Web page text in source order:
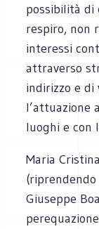
possibilità di
respiro, non
interessi
attraverso
indirizzo e di
l’attuazione
luoghi e con
Maria
Giuseppe